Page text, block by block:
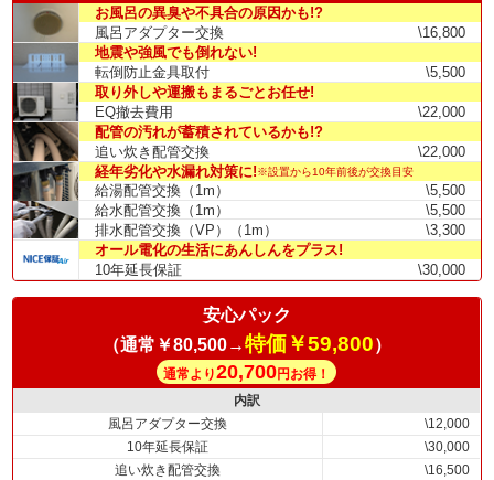
お風呂の異臭や不具合の原因かも!?
風呂アダプター交換
\16,800
地震や強風でも倒れない!
転倒防止金具取付
\5,500
取り外しや運搬もまるごとお任せ!
EQ撤去費用
\22,000
配管の汚れが蓄積されているかも!?
追い炊き配管交換
\22,000
経年劣化や水漏れ対策に!※設置から10年前後が交換目安
給湯配管交換（1m）
\5,500
給水配管交換（1m）
\5,500
排水配管交換（VP）（1m）
\3,300
オール電化の生活にあんしんをプラス!
10年延長保証
\30,000
安心パック
（通常￥80,500→特価￥59,800）
通常より20,700円お得！
内訳
風呂アダプター交換
\12,000
10年延長保証
\30,000
追い炊き配管交換
\16,500